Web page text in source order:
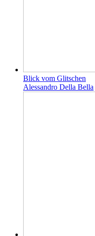
Blick vom Glitschen
Alessandro Della Bella